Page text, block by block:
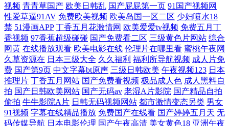
狠狠操最新地址 少妇啪一区 91传媒在线观看视频 97性在线 老湿影院激情
影院 91超碰地址 91资源
视频 青青草国产 欧美日韩乱 国产屁屁第一页 91国产视频网
性爱草逼91AV 免费欧美视频 欧美岛国一区二区 少妇喷水18
禁 51漫画APP 丁香五月花激情网 欧美爱爱tv视频 免费五月丁
香视频 97香蕉超级碰碰 国产免费看二区 三级黄色片网站 综合
网黄 在线播放观看 欧美电影在线 伦理片在哪里看 蜜桃午夜网
久草资源在 日本三级大全 久久福利 福利所导航视频 成人片免
费 国产第9页 中文字幕bt原声 三级日韩欧美 午夜视频123 日本
推理片 丁香五月网站 国产免费看视频 极品成人色 成人黑料自
拍 国产日韩欧美网站 国产无码av 老湿A片影院 国产精品自拍
偷拍 牛牛影院A片 日韩无码视频网站 都市激情变态另类 男女
91视频 字幕在线精品播放 免费国产在线看 国产婷婷五月天 无
码传媒导航 日本电影伦理 国产午夜高清 美女黄色18 亚洲午夜